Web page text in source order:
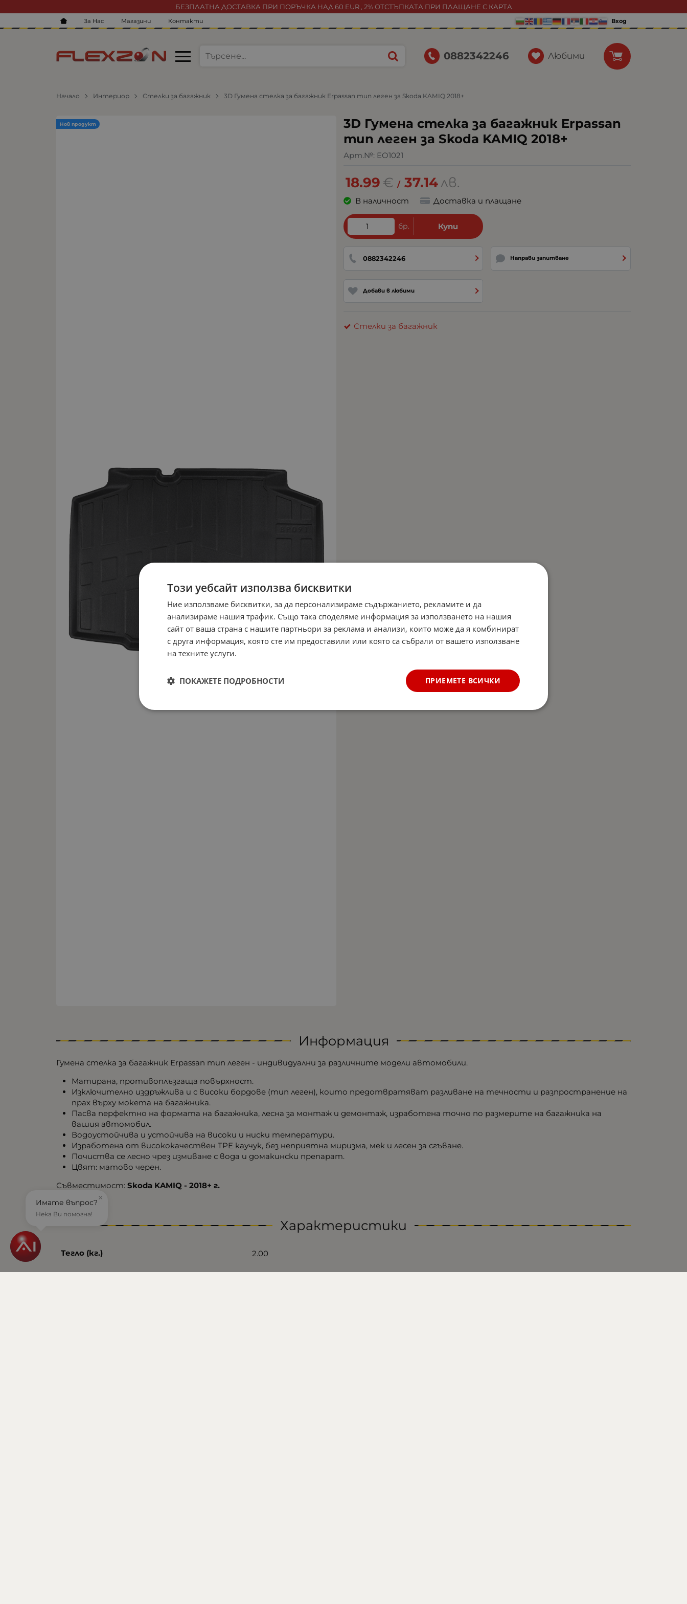
БЕЗПЛАТНА ДОСТАВКА ПРИ ПОРЪЧКА НАД 60 EUR , 2% ОТСТЪПКАТА ПРИ ПЛАЩАНЕ С КАРТА
За Нас Магазини Контакти Вход
0882342246 Любими
Начало Интериор Стелки за багажник 3D Гумена стелка за багажник Erpassan тип леген за Skoda KAMIQ 2018+
3D Гумена стелка за багажник Erpassan
тип леген за Skoda KAMIQ 2018+
Арт.№: EO1021
Нов продукт
18.99 € / 37.14лв.
В наличност Доставка и плащане
бр. Купи
0882342246 Направи запитване
Добави в любими
Стелки за багажник
Информация
Гумена стелка за багажник Erpassan тип леген - индивидуални за различните модели автомобили.
Матирана, противоплъзгаща повърхност.
Изключително издръжлива и с високи бордове (тип леген), които предотвратяват разливане на течности и разпространение на
прах върху мокета на багажника.
Пасва перфектно на формата на багажника, лесна за монтаж и демонтаж, изработена точно по размерите на багажника на
вашия автомобил.
Водоустойчива и устойчива на високи и ниски температури.
Изработена от висококачествен TPE каучук, без неприятна миризма, мек и лесен за сгъване.
Почиства се лесно чрез измиване с вода и домакински препарат.
Цвят: матово черен.
Съвместимост:Skoda KAMIQ - 2018+ г.
Характеристики
Тегло (кг.) 2.00
Този уебсайт използва бисквитки
Ние използваме бисквитки, за да персонализираме съдържанието, рекламите и да
анализираме нашия трафик. Също така споделяме информация за използването на нашия
сайт от ваша страна с нашите партньори за реклама и анализи, които може да я комбинират
с друга информация, която сте им предоставили или която са събрали от вашето използване
на техните услуги.
ПРИЕМЕТЕ ВСИЧКИ
ПОКАЖЕТЕ ПОДРОБНОСТИ
×
Имате въпрос?
Нека Ви помогна!